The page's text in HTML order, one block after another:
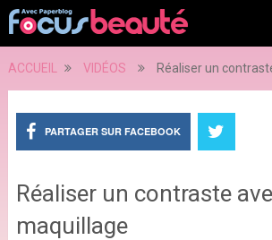
ACCUEIL VIDÉOS Réaliser un
PARTAGER SUR FACEBOOK
Réaliser un contraste
maquillage